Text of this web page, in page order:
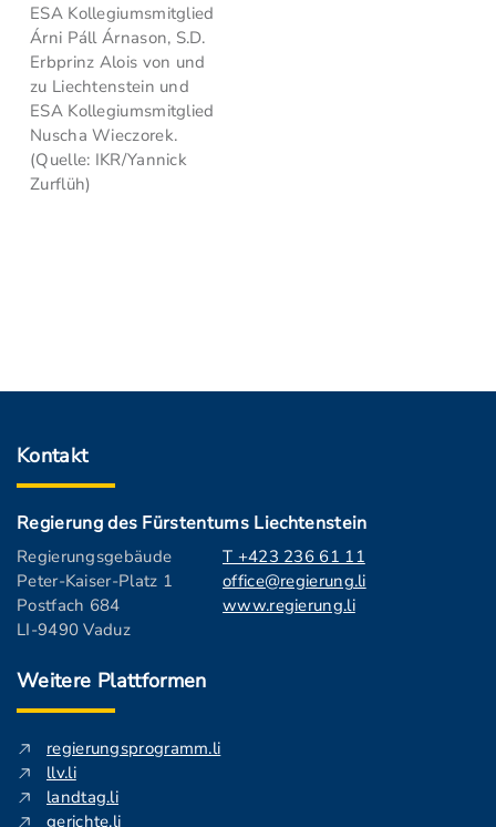
ESA Kollegiumsmitglied
Árni Páll Árnason, S.D.
Erbprinz Alois von und
zu Liechtenstein und
ESA Kollegiumsmitglied
Nuscha Wieczorek.
(Quelle: IKR/Yannick
Zurflüh)
Kontakt
Regierung des Fürstentums Liechtenstein
Regierungsgebäude
Peter-Kaiser-Platz 1
Postfach 684
LI-9490 Vaduz
T +423 236 61 11
office@regierung.li
www.regierung.li
Weitere Plattformen
regierungsprogramm.li
llv.li
landtag.li
gerichte.li